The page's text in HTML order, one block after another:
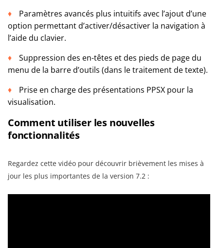
Paramètres avancés plus intuitifs avec l’ajout d’une
option permettant d’activer/désactiver la navigation à
l’aide du clavier.
Suppression des en-têtes et des pieds de page du
menu de la barre d’outils (dans le traitement de texte).
Prise en charge des présentations PPSX pour la
visualisation.
Comment utiliser les nouvelles
fonctionnalités
Regardez cette vidéo pour découvrir brièvement les mises à
jour les plus importantes de la version 7.2 :